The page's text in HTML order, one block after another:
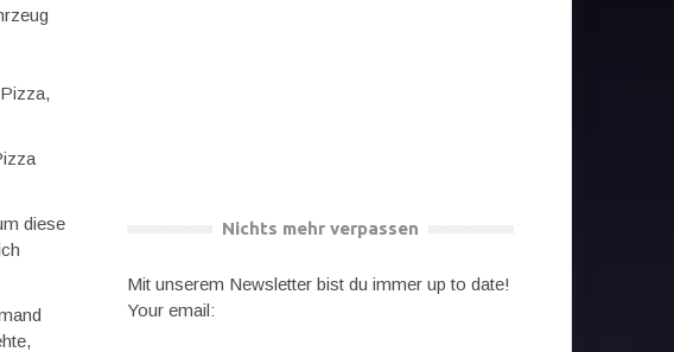
diese
Nichts mehr verpassen
Mit unserem Newsletter bist du immer up to date!
Your email: